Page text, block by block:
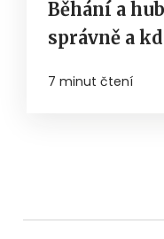
Běhání a
správně a
7 minut čtení